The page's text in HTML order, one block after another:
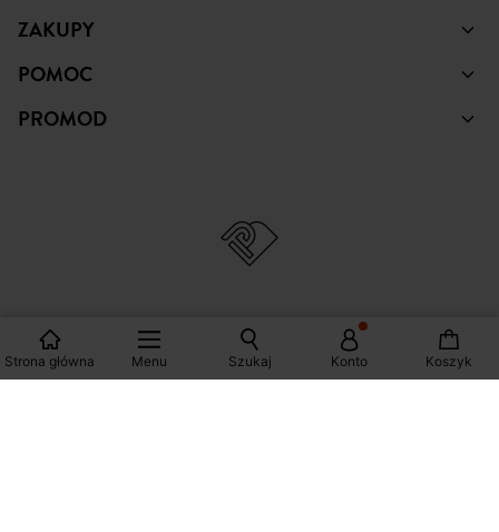
Strona główna Menu Szukaj Konto Koszyk
ZAKUPY
POMOC
PROMOD
© Copyright Promod © 2026